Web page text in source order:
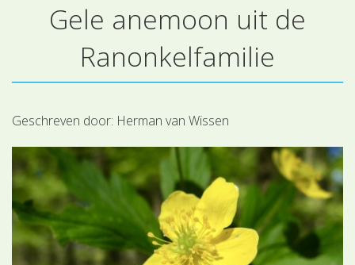
Plantensoorten
Determineren
Gele anemoon uit de
Ranonkelfamilie
Geschreven door: Herman van Wissen